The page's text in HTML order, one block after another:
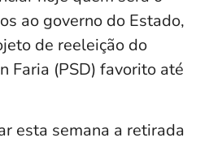
ao governo do Estado,
de reeleição do
Faria (PSD) favorito até
esta semana a retirada